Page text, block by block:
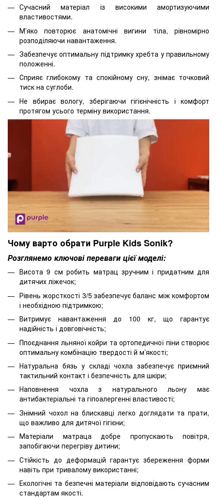
Сучасний матеріал із високими амортизуючими
властивостями.
М’яко повторює анатомічні вигини тіла, рівномірно
розподіляючи навантаження.
Забезпечує оптимальну підтримку хребта у правильному
положенні.
Сприяє глибокому та спокійному сну, знімає точковий
тиск на суглоби.
Не вбирає вологу, зберігаючи гігієнічність і комфорт
протягом усього терміну використання.
Чому варто обрати Purple Kids Sonik?
Розглянемо ключові переваги цієї моделі:
Висота 9 см робить матрац зручним і придатним для
дитячих ліжечок;
Рівень жорсткості 3/5 забезпечує баланс між комфортом
і необхідною підтримкою;
Витримує навантаження до 100 кг, що гарантує
надійність і довговічність;
Ппоєднання льняної койри та ортопедичної піни створює
оптимальну комбінацію твердості й м’якості;
Натуральна бязь у складі чохла забезпечує приємний
тактильний контакт і безпечність для шкіри;
Наповнення чохла з натурального льону має
антибактеріальні та гіпоалергенні властивості;
Знімний чохол на блискавці легко доглядати та прати,
що важливо для дитячої гігієни;
Матеріали матраца добре пропускають повітря,
запобігаючи перегріву дитини;
Стійкість до деформацій гарантує збереження форми
навіть при тривалому використанні;
Екологічні та безпечні матеріали відповідають сучасним
стандартам якості.